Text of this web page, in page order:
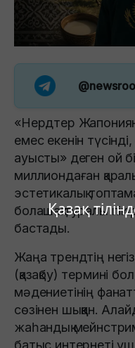
Қазақ
«Нердтер
емес екенін
ауысты» деген ой
миллиондаған
эстетикалық
болашақ туралы
бастады.
Жаңа трендтің
(қазақбу) термині
мәдениетінің
сөзінен шыққан.
жаһандық
батыс интернеті